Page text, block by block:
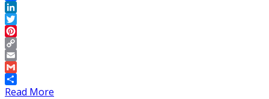
Facebook
LinkedIn
Twitter
Pinterest
Copy
Link
Email
Gmail
Share
Read More